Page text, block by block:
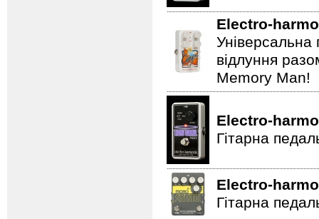
Electro-
Універсальна
відлуння
Memory Man!
Electro-
Гітарна
Electro-
Гітарна